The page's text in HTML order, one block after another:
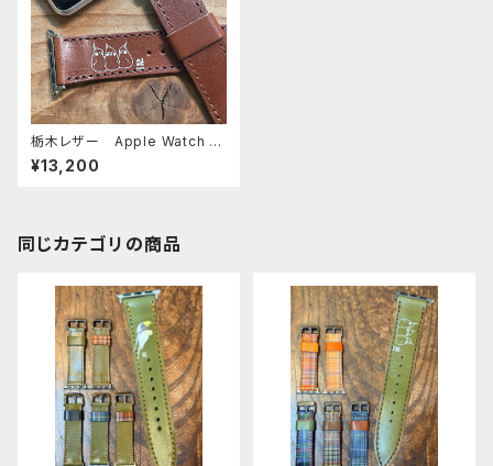
栃木レザー Apple Watch バ
ンド オカメ3兄弟 オカメイン
コ BROWN ブラウン アッ
6 SE 5 4 3 2 1に対応
¥13,200
同じカテゴリの商品